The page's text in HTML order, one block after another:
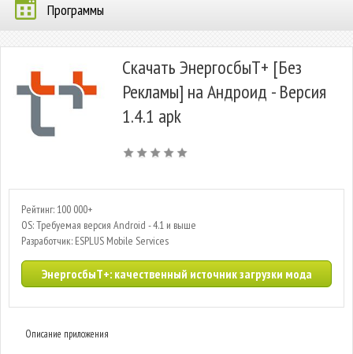
Программы
Скачать ЭнергосбыТ+ [Без
Рекламы] на Андроид - Версия
1.4.1 apk
Рейтинг: 100 000+
OS: Требуемая версия Android - 4.1 и выше
Разработчик: ESPLUS Mobile Services
ЭнергосбыТ+: качественный источник загрузки мода
Описание приложения